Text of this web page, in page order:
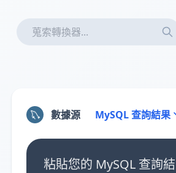
數據源 MySQL 查詢結果
粘貼您的 MySQL 查詢